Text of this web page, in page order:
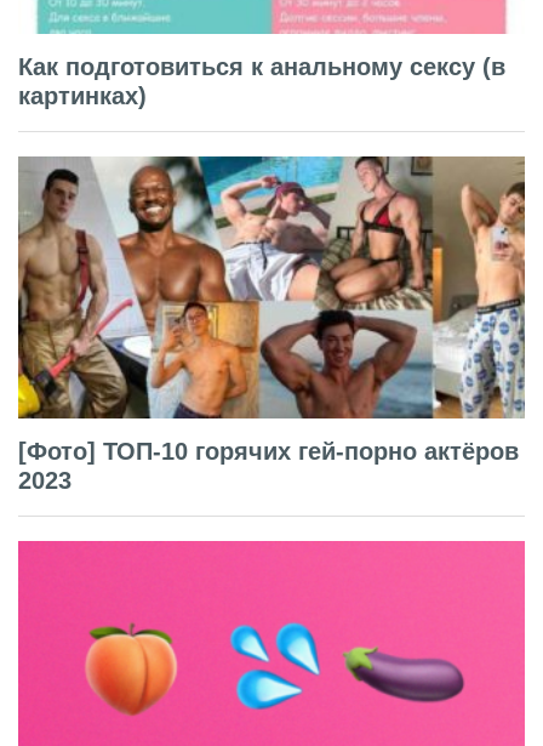
Как подготовиться к анальному сексу (в
картинках)
[Фото] ТОП-10 горячих гей-порно актёров
2023